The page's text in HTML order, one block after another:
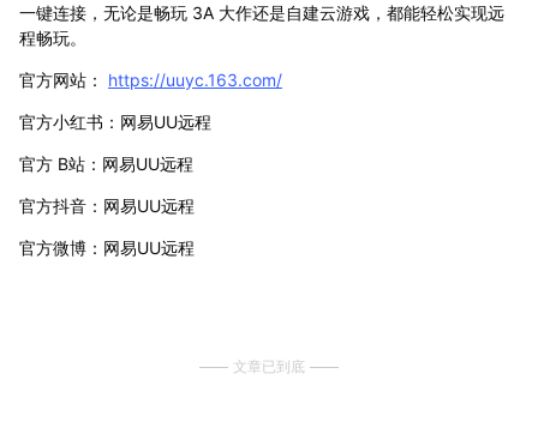
一键连接，无论是畅玩 3A 大作还是自建云游戏，都能轻松实现远
程畅玩。
官方网站： https://uuyc.163.com/
官方小红书：网易UU远程
官方 B站：网易UU远程
官方抖音：网易UU远程
官方微博：网易UU远程
文章已到底